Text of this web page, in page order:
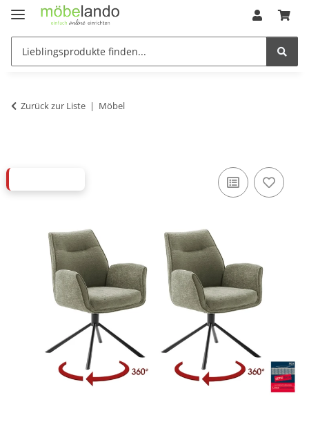
Zurück zur Liste Möbel